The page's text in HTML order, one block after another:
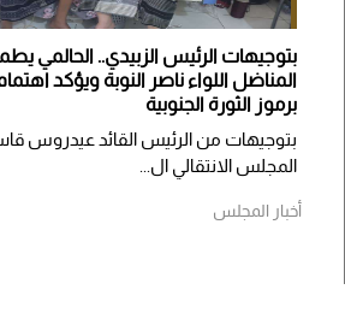
بتوجيهات الرئيس الزبيدي.. الحالمي
المناضل اللواء ناصر النوبة ويؤكد
برموز الثورة الجنوبية
بتوجيهات من الرئيس القائد عيدروس
المجلس الانتقالي ال...
أخبار المجلس